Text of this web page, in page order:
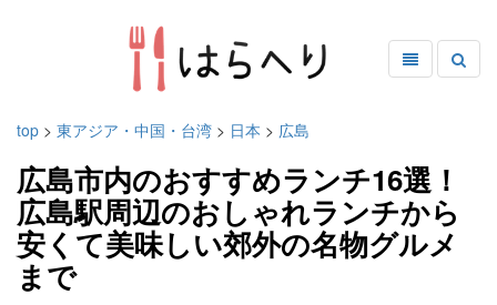
top > 東アジア・中国・台湾 > 日本 > 広島
広島市内のおすすめランチ16選！
広島駅周辺のおしゃれランチから
安くて美味しい郊外の名物グルメ
まで